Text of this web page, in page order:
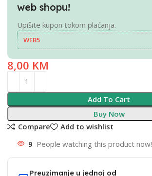
web shopu!
Upišite kupon tokom plaćanja.
WEB5
8,00 KM
Add To Cart
Buy Now
Compare
Add to wishlist
9 People watching this product now!
Preuzimanje u jednoj od